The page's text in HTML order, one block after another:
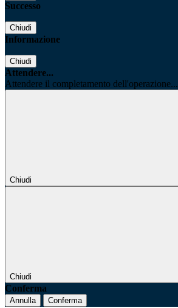
Successo
Chiudi
Informazione
Chiudi
Attendere...
Attendere il completamento dell'operazione...
Chiudi
Chiudi
Conferma
Annulla Conferma